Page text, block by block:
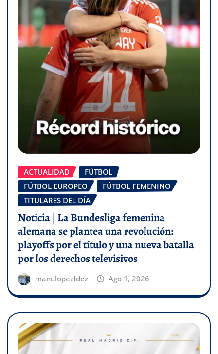
ACTUALIDAD
FÚTBOL
FÚTBOL EUROPEO
FÚTBOL FEMENINO
TITULARES DEL DÍA
Noticia | La Bundesliga femenina
alemana se plantea una revolución:
playoffs por el título y una nueva batalla
por los derechos televisivos
manulopezfdez Ago 1, 2026